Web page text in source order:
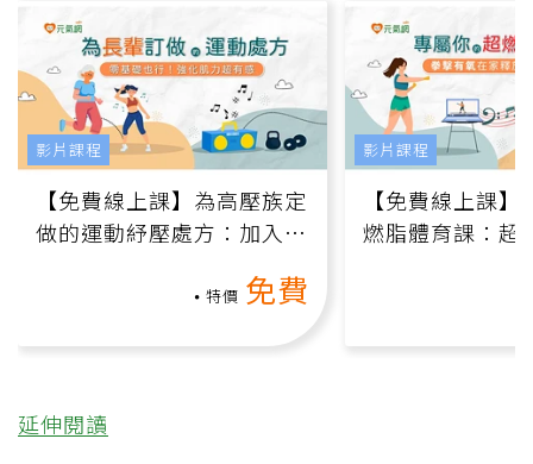
【免費線上課】為高壓族定
做的運動紓壓處方：加入行
特價 免費
影片課程
【免費線上課
燃脂體育課：超
影片課程
延伸閱讀